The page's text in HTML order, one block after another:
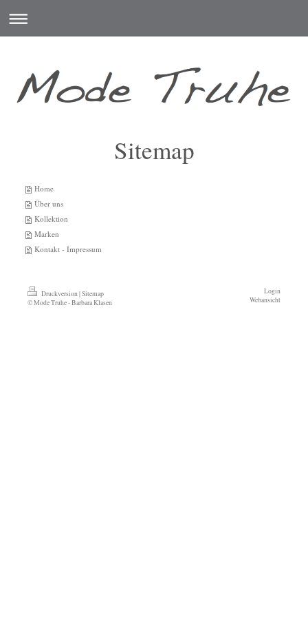
Sitemap
Home
Über uns
Kollektion
Marken
Kontakt - Impressum
Druckversion|Sitemap
© Mode Truhe - Barbara Klasen
Login
Webansicht